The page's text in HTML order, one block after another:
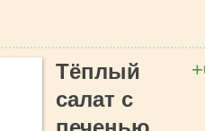
Тёплый
салат с